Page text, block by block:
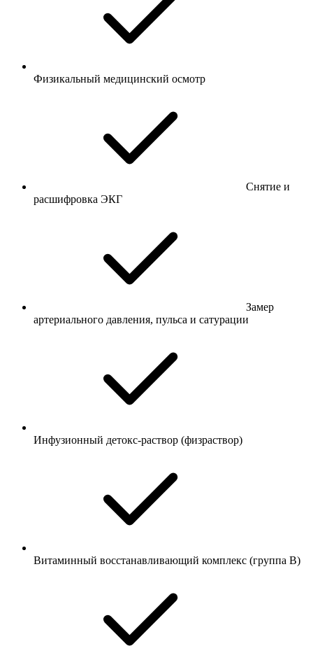
Физикальный медицинский осмотр
Снятие и
расшифровка ЭКГ
Замер
артериального давления, пульса и сатурации
Инфузионный детокс-раствор (физраствор)
Витаминный восстанавливающий комплекс (группа B)